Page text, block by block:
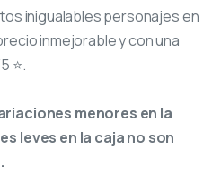
inigualables personajes en
inmejorable y con una
⭐.
menores en la
leves en la caja no son